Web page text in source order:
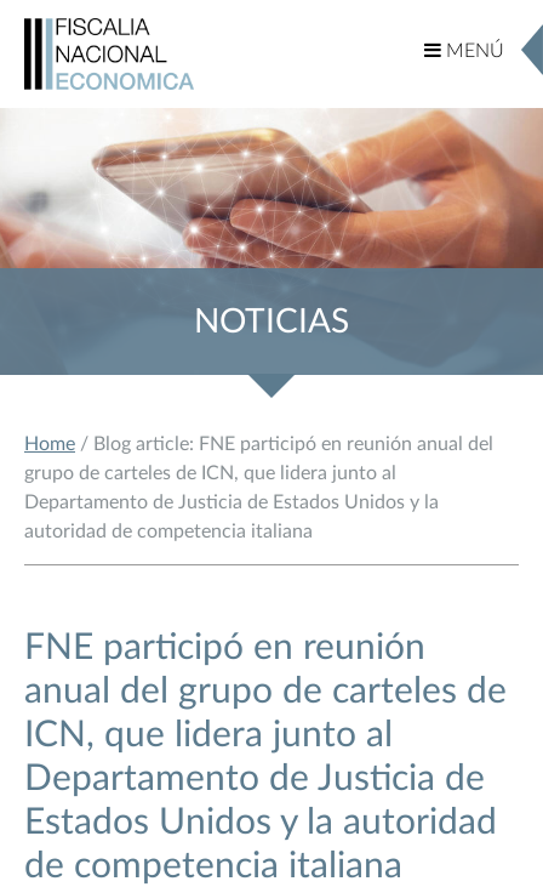
MENÚ
MENÚ
NOTICIAS
Home / Blog article: FNE participó en reunión anual del
grupo de carteles de ICN, que lidera junto al
Departamento de Justicia de Estados Unidos y la
autoridad de competencia italiana
FNE participó en reunión
anual del grupo de carteles de
ICN, que lidera junto al
Departamento de Justicia de
Estados Unidos y la autoridad
de competencia italiana